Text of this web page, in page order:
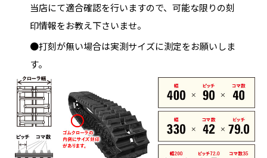
当店にて適合確認を行いますので、可能な限りの刻
印情報をお教え下さいませ。
●打刻が無い場合は実測サイズに測定をお願いしま
す。